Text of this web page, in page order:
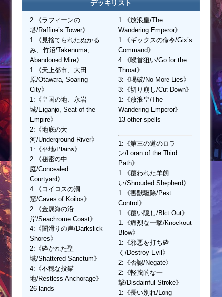
デッキリスト
2:《ラフィーンの
塔/Raffine’s Tower》
1:《見捨てられたぬかる
み、竹沼/Takenuma,
Abandoned Mire》
1:《天上都市、大田
原/Otawara, Soaring
City》
1:《皇国の地、永岩
城/Eiganjo, Seat of the
Empire》
2:《地底の大
河/Underground River》
1:《平地/Plains》
2:《秘密の中
庭/Concealed
Courtyard》
4:《コイロスの洞
窟/Caves of Koilos》
2:《金属海の沿
岸/Seachrome Coast》
4:《闇滑りの岸/Darkslick
Shores》
2:《砕かれた聖
域/Shattered Sanctum》
4:《不穏な投錨
地/Restless Anchorage》
26 lands
1:《放浪皇/The
Wandering Emperor》
1:《ギックスの命令/Gix’s
Command》
4:《喉首狙い/Go for the
Throat》
3:《喝破/No More Lies》
3:《切り崩し/Cut Down》
1:《放浪皇/The
Wandering Emperor》
13 other spells
1:《第三の道のロラ
ン/Loran of the Third
Path》
1:《覆われた羊飼
い/Shrouded Shepherd》
1:《害獣駆除/Pest
Control》
1:《覆い隠し/Blot Out》
1:《痛烈な一撃/Knockout
Blow》
1:《邪悪を打ち砕
く/Destroy Evil》
2:《否認/Negate》
2:《軽蔑的な一
撃/Disdainful Stroke》
1:《長い別れ/Long